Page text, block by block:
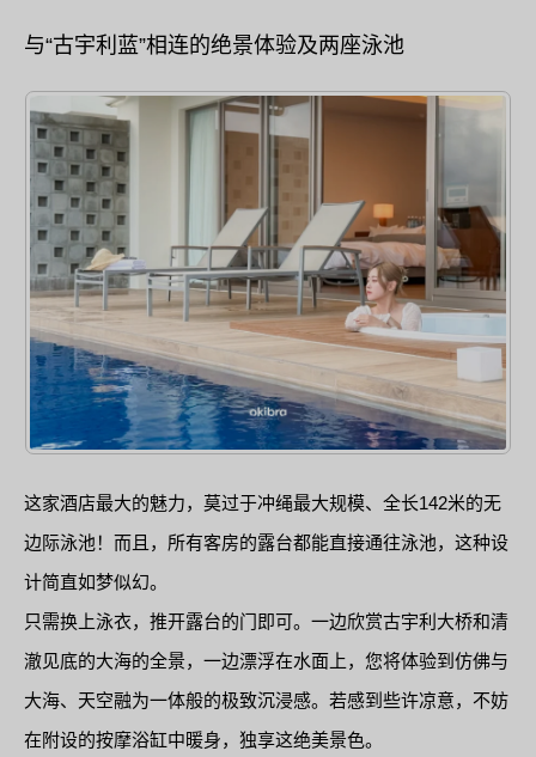
与“古宇利蓝”相连的绝景体验及两座泳池
这家酒店最大的魅力，莫过于冲绳最大规模、全长142米的无
边际泳池！而且，所有客房的露台都能直接通往泳池，这种设
计简直如梦似幻。
只需换上泳衣，推开露台的门即可。一边欣赏古宇利大桥和清
澈见底的大海的全景，一边漂浮在水面上，您将体验到仿佛与
大海、天空融为一体般的极致沉浸感。若感到些许凉意，不妨
在附设的按摩浴缸中暖身，独享这绝美景色。